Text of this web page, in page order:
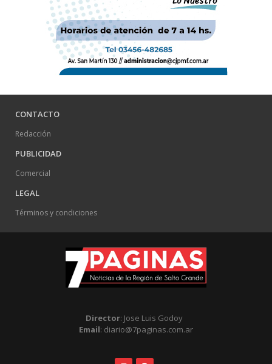
CONTACTO
Redacción
PUBLICIDAD
Comercial
LEGAL
Términos y condiciones
Director: Jose Luis Godoy
Email: diario@7paginas.com.ar